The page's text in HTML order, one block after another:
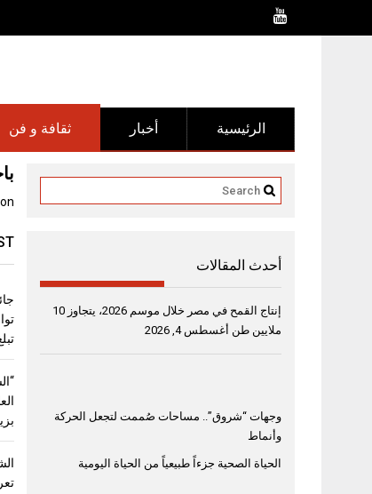
ثقافة و فن أخبار الرئيسية
تبلغ 100 ألف
أحدث المقالات
إنتاج القمح في مصر خلال موسم 2026، يتجاوز 10
ملايين طن أغسطس 4, 2026
وجهات “شروق”.. مساحات صُممت لتجعل الحركة
وأنماط
الحياة الصحية جزءاً طبيعياً من الحياة اليومية